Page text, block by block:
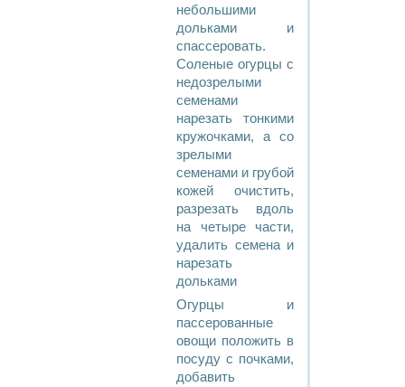
небольшими
дольками и
спассеровать.
Соленые огурцы с
недозрелыми
семенами
нарезать тонкими
кружочками, а со
зрелыми
семенами и грубой
кожей очистить,
разрезать вдоль
на четыре части,
удалить семена и
нарезать
дольками
Огурцы и
пассерованные
овощи положить в
посуду с почками,
добавить